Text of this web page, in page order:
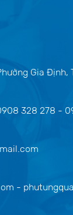
Gia Định,
328 278 -
-